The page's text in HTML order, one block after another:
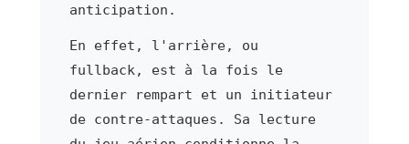
anticipation.
En effet, l'arrière, ou
fullback, est à la fois le
dernier rempart et un initiateur
de contre-attaques. Sa lecture